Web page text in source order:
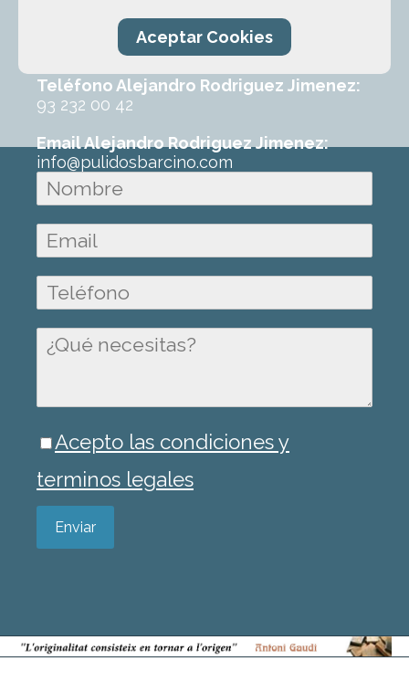
ofrecerte un primer presupuesto sin
ningún compromiso.
Teléfono Alejandro Rodriguez Jimenez:
93 232 00 42
Email Alejandro Rodriguez Jimenez:
info@pulidosbarcino.com
Acepto las condiciones y
terminos legales
Enviar
Aceptar Cookies